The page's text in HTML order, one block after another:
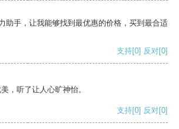
助手，让我能够找到最优惠的价格，买到最合适
支持[0] 反对[0]
，听了让人心旷神怡。
支持[0] 反对[0]